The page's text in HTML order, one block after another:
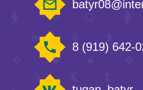
Хосусыйлык сәясәте